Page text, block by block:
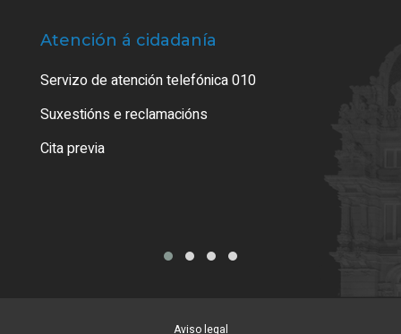
Atención á cidadanía
Servizo de atención telefónica 010
Suxestións e reclamacións
Cita previa
Aviso legal